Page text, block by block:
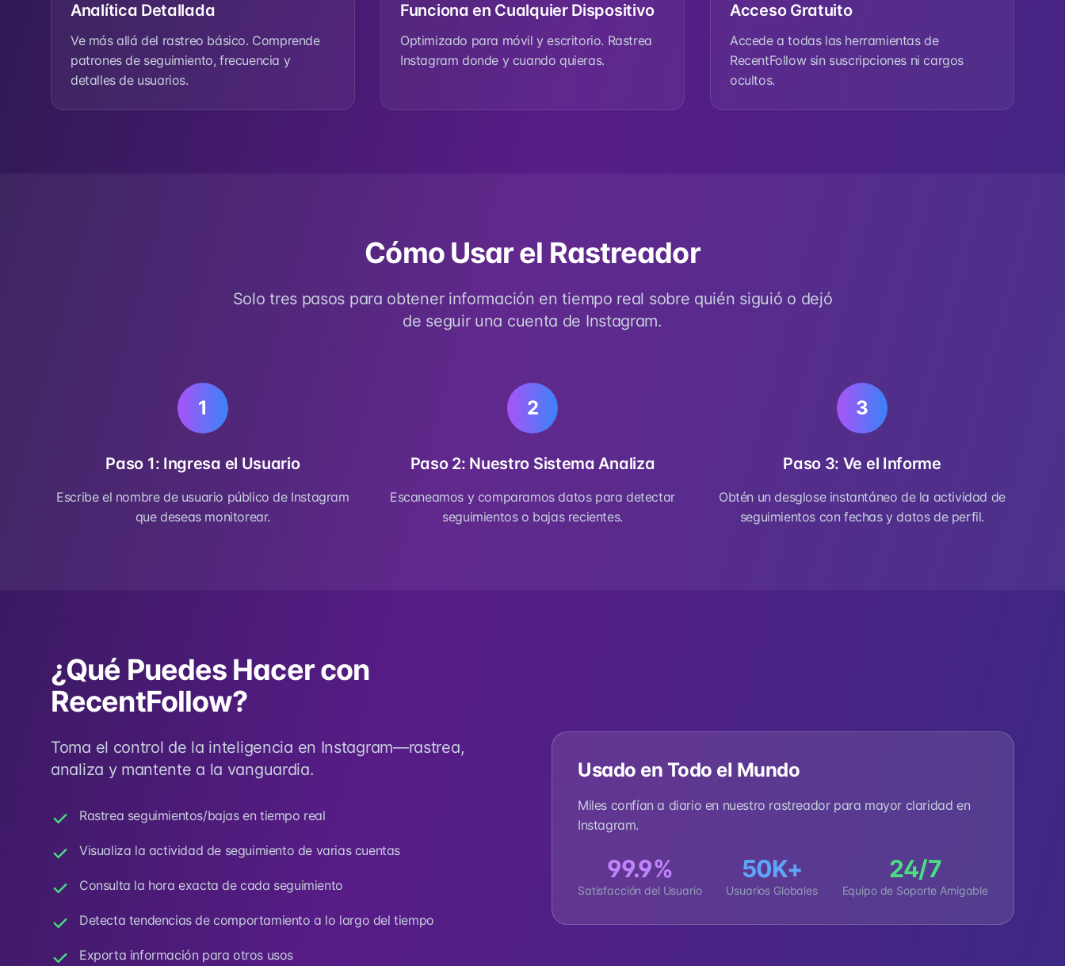
Analítica Detallada
Ve más allá del rastreo básico. Comprende
patrones de seguimiento, frecuencia y
detalles de usuarios.
Funciona en Cualquier Dispositivo
Optimizado para móvil y escritorio. Rastrea
Instagram donde y cuando quieras.
Acceso Gratuito
Accede a todas las herramientas de
RecentFollow sin suscripciones ni cargos
ocultos.
Cómo Usar el Rastreador
Solo tres pasos para obtener información en tiempo real sobre quién siguió o dejó
de seguir una cuenta de Instagram.
1
Paso 1: Ingresa el Usuario
Escribe el nombre de usuario público de Instagram
que deseas monitorear.
2
Paso 2: Nuestro Sistema Analiza
Escaneamos y comparamos datos para detectar
seguimientos o bajas recientes.
3
Paso 3: Ve el Informe
Obtén un desglose instantáneo de la actividad de
seguimientos con fechas y datos de perfil.
¿Qué Puedes Hacer con
RecentFollow?
Toma el control de la inteligencia en Instagram—rastrea,
analiza y mantente a la vanguardia.
Rastrea seguimientos/bajas en tiempo real
Visualiza la actividad de seguimiento de varias cuentas
Consulta la hora exacta de cada seguimiento
Detecta tendencias de comportamiento a lo largo del tiempo
Exporta información para otros usos
Usado en Todo el Mundo
Miles confían a diario en nuestro rastreador para mayor claridad en
Instagram.
99.9%
Satisfacción del Usuario
50K+
Usuarios Globales
24/7
Equipo de Soporte Amigable